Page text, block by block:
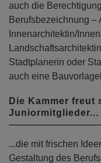
auch die
Berufsbezeichnung –
Innenarchitektin/
Stadtplanerin oder
auch eine
Die Kammer freut
Juniormitglieder...
...die mit frischen
Gestaltung des